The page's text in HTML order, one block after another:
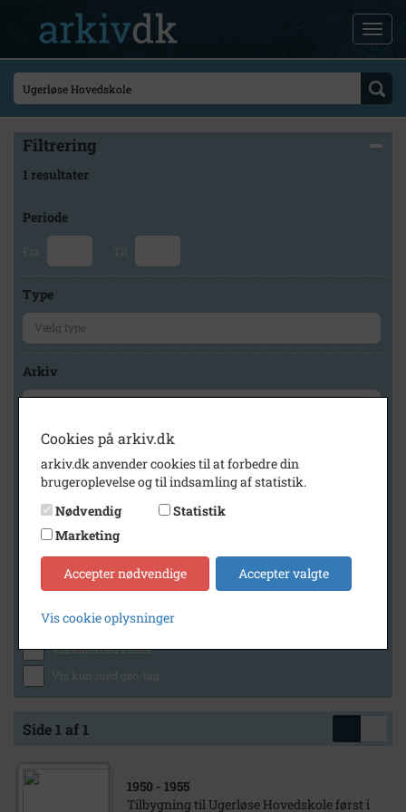
Filtrering
1 resultater
Periode
Fra Til
Type
Arkiv
Geografi
Generelt
Vis kun med billeder
Vis kun med lydklip
Vis kun med kilder
Vis kun med geo-tag
Side 1 af 1
1950 - 1955
Tilbygning til Ugerløse Hovedskole først i
Cookies på arkiv.dk
arkiv.dk anvender cookies til at forbedre din
brugeroplevelse og til indsamling af statistik.
Nødvendig
Statistik
Marketing
Accepter nødvendige Accepter valgte
Vis cookie oplysninger